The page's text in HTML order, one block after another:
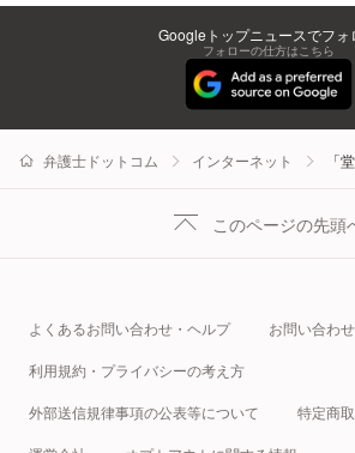
Googleトップニュースでフォ
フォローの仕方はこちら
弁護士ドットコム インターネット 「
このページの先頭
よくあるお問い合わせ・ヘルプ お問い合わ
利用規約・プライバシーの考え方
外部送信規律事項の公表等について 特定商